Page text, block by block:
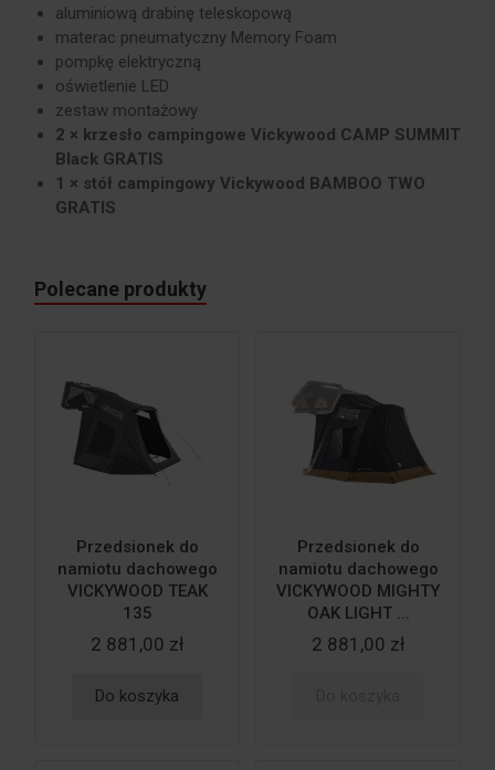
aluminiową drabinę teleskopową
materac pneumatyczny Memory Foam
pompkę elektryczną
oświetlenie LED
zestaw montażowy
2 × krzesło campingowe Vickywood CAMP SUMMIT
Black GRATIS
1 × stół campingowy Vickywood BAMBOO TWO
GRATIS
Polecane produkty
Przedsionek do
namiotu dachowego
VICKYWOOD TEAK
135
2 881,00 zł
Do koszyka
Przedsionek do
namiotu dachowego
VICKYWOOD MIGHTY
OAK LIGHT ...
2 881,00 zł